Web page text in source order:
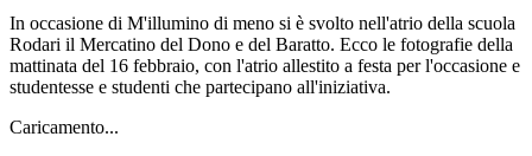
In occasione di M'illumino di meno si è svolto nell'atrio della scuola
Rodari il Mercatino del Dono e del Baratto. Ecco le fotografie della
mattinata del 16 febbraio, con l'atrio allestito a festa per l'occasione e
studentesse e studenti che partecipano all'iniziativa.
Caricamento...